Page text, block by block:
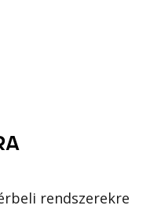
rendszerekre